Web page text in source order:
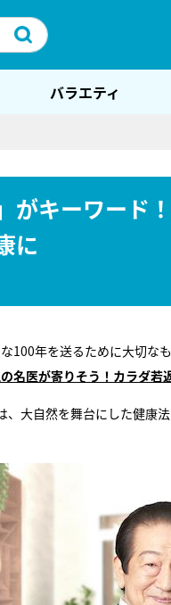
バラエティ
がキーワード
に
100年を送るために大切
名医が寄りそう！カラダ若
、大自然を舞台にした健康